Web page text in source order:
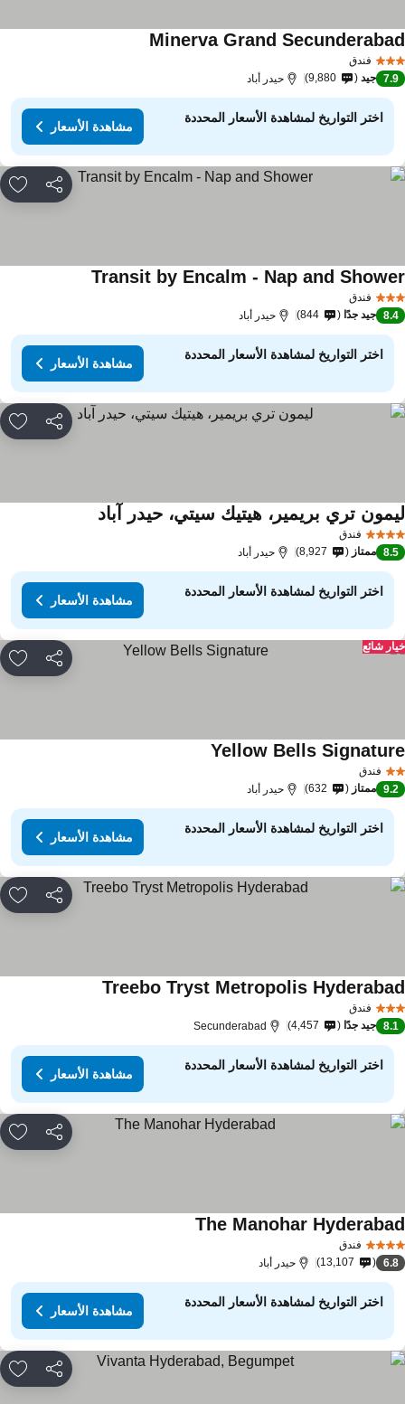
فندق
Minerva Grandمشاهدة الأسعار
7.9 جيد 9,880 حيدر أباد
اختر التواريخ لمشاهدة الأسعار المحددة
مشاهدة الأسعار
مشاركة
فندق
Transit by Encalm - Nap andمشاهدة الأسعار
8.4 جيد جدًا 844 حيدر أباد
اختر التواريخ لمشاهدة الأسعار المحددة
مشاهدة الأسعار
مشاركة
فندق
تري بريمير، هيتيك سيتي، حيدر آبادمشاهدة الأسعار
8.5 ممتاز 8,927 حيدر أباد
اختر التواريخ لمشاهدة الأسعار المحددة
مشاهدة الأسعار
مشاركة
شائع
فندق
Yellow Bellsمشاهدة الأسعار
9.2 ممتاز 632 حيدر أباد
اختر التواريخ لمشاهدة الأسعار المحددة
مشاهدة الأسعار
مشاركة
فندق
Treebo Tryst Metropolisمشاهدة الأسعار
8.1 جيد جدًا 4,457
Secunderabad
اختر التواريخ لمشاهدة الأسعار المحددة
مشاهدة الأسعار
مشاركة
فندق
The Manoharمشاهدة الأسعار
6.8
13,107 حيدر أباد
اختر التواريخ لمشاهدة الأسعار المحددة
مشاهدة الأسعار
مشاركة